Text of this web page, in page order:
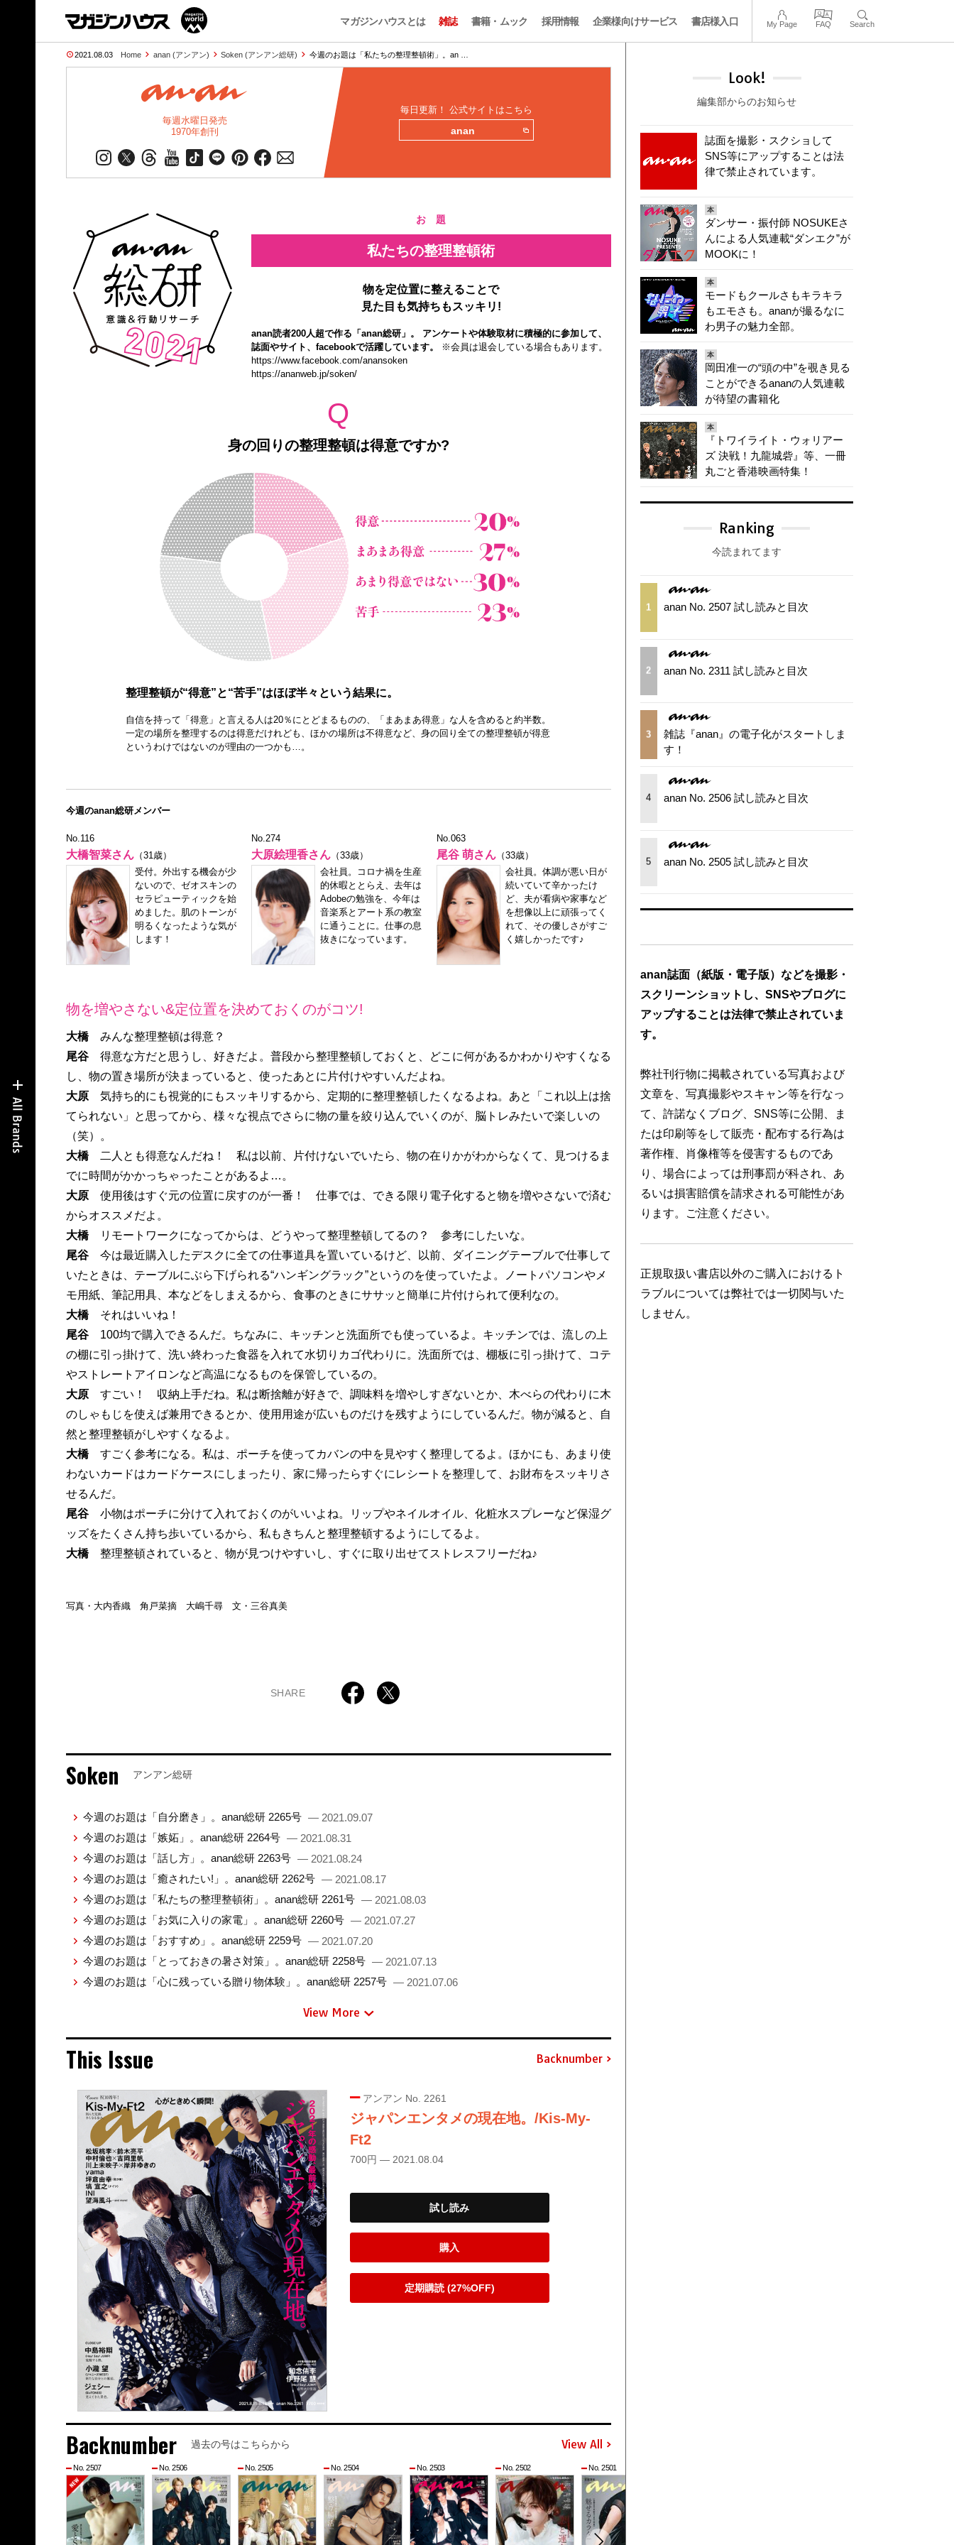
マガジンハウスとは 雑誌 書籍・ムック 採用情報 企業様向けサービス 書店様入口 My Page FAQ Search
2021.08.03 Home anan (アンアン) Soken (アンアン総研) 今週のお題は「私たちの整理整頓術」。an …
毎週水曜日発売
1970年創刊
毎日更新！ 公式サイトはこちら
anan
お 題
私たちの整理整頓術
物を定位置に整えることで
見た目も気持ちもスッキリ!
anan読者200人超で作る「anan総研」。 アンケートや体験取材に積極的に参加して、
誌面やサイト、facebookで活躍しています。
※会員は退会している場合もあります。
https://www.facebook.com/anansoken
https://ananweb.jp/soken/
Q
身の回りの整理整頓は得意ですか?
整理整頓が“得意”と“苦手”はほぼ半々という結果に。
自信を持って「得意」と言える人は20％にとどまるものの、「まあまあ得意」な人を含めると約半数。
一定の場所を整理するのは得意だけれども、ほかの場所は不得意など、身の回り全ての整理整頓が得意
というわけではないのが理由の一つかも…。
今週のanan総研メンバー
No.116
大橋智菜さん（31歳）
受付。外出する機会が少
ないので、ゼオスキンの
セラピューティックを始
めました。肌のトーンが
明るくなったような気が
します！
No.274
大原絵理香さん（33歳）
会社員。コロナ禍を生産
的休暇ととらえ、去年は
Adobeの勉強を、今年は
音楽系とアート系の教室
に通うことに。仕事の息
抜きになっています。
No.063
尾谷 萌さん（33歳）
会社員。体調が悪い日が
続いていて辛かったけ
ど、夫が看病や家事など
を想像以上に頑張ってく
れて、その優しさがすご
く嬉しかったです♪
物を増やさない&定位置を決めておくのがコツ!
大橋 みんな整理整頓は得意？
尾谷 得意な方だと思うし、好きだよ。普段から整理整頓しておくと、どこに何があるかわかりやすくなる
し、物の置き場所が決まっていると、使ったあとに片付けやすいんだよね。
大原 気持ち的にも視覚的にもスッキリするから、定期的に整理整頓したくなるよね。あと「これ以上は捨
てられない」と思ってから、様々な視点でさらに物の量を絞り込んでいくのが、脳トレみたいで楽しいの
（笑）。
大橋
二人とも得意なんだね！ 私は以前、片付けないでいたら、物の在りかがわからなくて、見つけるま
でに時間がかかっちゃったことがあるよ…。
大原 使用後はすぐ元の位置に戻すのが一番！ 仕事では、できる限り電子化すると物を増やさないで済む
からオススメだよ。
大橋
リモートワークになってからは、どうやって整理整頓してるの？ 参考にしたいな。
尾谷 今は最近購入したデスクに全ての仕事道具を置いているけど、以前、ダイニングテーブルで仕事して
いたときは、テーブルにぶら下げられる“ハンギングラック”というのを使っていたよ。ノートパソコンやメ
モ用紙、筆記用具、本などをしまえるから、食事のときにササッと簡単に片付けられて便利なの。
大橋 それはいいね！
尾谷 100均で購入できるんだ。ちなみに、キッチンと洗面所でも使っているよ。キッチンでは、流しの上
の棚に引っ掛けて、洗い終わった食器を入れて水切りカゴ代わりに。洗面所では、棚板に引っ掛けて、コテ
やストレートアイロンなど高温になるものを保管しているの。
大原 すごい！ 収納上手だね。私は断捨離が好きで、調味料を増やしすぎないとか、木べらの代わりに木
のしゃもじを使えば兼用できるとか、使用用途が広いものだけを残すようにしているんだ。物が減ると、自
然と整理整頓がしやすくなるよ。
大橋 すごく参考になる。私は、ポーチを使ってカバンの中を見やすく整理してるよ。ほかにも、あまり使
わないカードはカードケースにしまったり、家に帰ったらすぐにレシートを整理して、お財布をスッキリさ
せるんだ。
尾谷 小物はポーチに分けて入れておくのがいいよね。リップやネイルオイル、化粧水スプレーなど保湿グ
ッズをたくさん持ち歩いているから、私もきちんと整理整頓するようにしてるよ。
大橋 整理整頓されていると、物が見つけやすいし、すぐに取り出せてストレスフリーだね♪
写真・大内香織 角戸菜摘 大嶋千尋 文・三谷真美
SHARE
Soken アンアン総研
今週のお題は「自分磨き」。anan総研 2265号 — 2021.09.07
今週のお題は「嫉妬」。anan総研 2264号 — 2021.08.31
今週のお題は「話し方」。anan総研 2263号 — 2021.08.24
今週のお題は「癒されたい!」。anan総研 2262号 — 2021.08.17
今週のお題は「私たちの整理整頓術」。anan総研 2261号 — 2021.08.03
今週のお題は「お気に入りの家電」。anan総研 2260号 — 2021.07.27
今週のお題は「おすすめ」。anan総研 2259号 — 2021.07.20
今週のお題は「とっておきの暑さ対策」。anan総研 2258号 — 2021.07.13
今週のお題は「心に残っている贈り物体験」。anan総研 2257号 — 2021.07.06
View More
This Issue Backnumber
アンアン No. 2261
ジャパンエンタメの現在地。/Kis-My-
Ft2
700円 — 2021.08.04
試し読み
購入
定期購読 (27%OFF)
Backnumber 過去の号はこちらから View All
No. 2507 No. 2506 No. 2505 No. 2504 No. 2503 No. 2502 No. 2501
Look!
編集部からのお知らせ
誌面を撮影・スクショして
SNS等にアップすることは法
律で禁止されています。
本
ダンサー・振付師 NOSUKEさ
んによる人気連載“ダンエク”が
MOOKに！
本
モードもクールさもキラキラ
もエモさも。ananが撮るなに
わ男子の魅力全部。
本
岡田准一の“頭の中”を覗き見る
ことができるananの人気連載
が待望の書籍化
本
『トワイライト・ウォリアー
ズ 決戦！九龍城砦』等、一冊
丸ごと香港映画特集！
Ranking
今読まれてます
1 anan No. 2507 試し読みと目次
2 anan No. 2311 試し読みと目次
3
雑誌『anan』の電子化がスタートしま
す！
4 anan No. 2506 試し読みと目次
5 anan No. 2505 試し読みと目次
anan誌面（紙版・電子版）などを撮影・
スクリーンショットし、SNSやブログに
アップすることは法律で禁止されていま
す。
弊社刊行物に掲載されている写真および
文章を、写真撮影やスキャン等を行なっ
て、許諾なくブログ、SNS等に公開、ま
たは印刷等をして販売・配布する行為は
著作権、肖像権等を侵害するものであ
り、場合によっては刑事罰が科され、あ
るいは損害賠償を請求される可能性があ
ります。ご注意ください。
正規取扱い書店以外のご購入におけるト
ラブルについては弊社では一切関与いた
しません。